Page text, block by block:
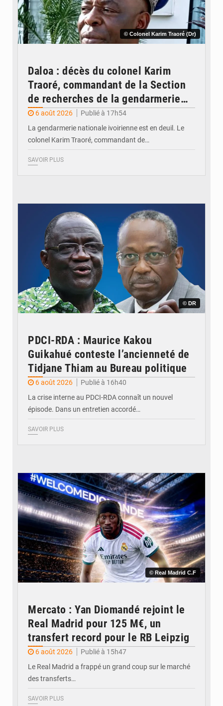
© Colonel Karim Traoré (Dr)
Daloa : décès du colonel Karim
Traoré, commandant de la Section
de recherches de la gendarmerie
après une activité sportive
6 août 2026
Publié à 17h54
La gendarmerie nationale ivoirienne est en deuil. Le
colonel Karim Traoré, commandant de…
SAVOIR PLUS
© DR
PDCI-RDA : Maurice Kakou
Guikahué conteste l’ancienneté de
Tidjane Thiam au Bureau politique
6 août 2026
Publié à 16h40
La crise interne au PDCI-RDA connaît un nouvel
épisode. Dans un entretien accordé…
SAVOIR PLUS
© Real Madrid C.F
Mercato : Yan Diomandé rejoint le
Real Madrid pour 125 M€, un
transfert record pour le RB Leipzig
6 août 2026
Publié à 15h47
Le Real Madrid a frappé un grand coup sur le marché
des transferts…
SAVOIR PLUS